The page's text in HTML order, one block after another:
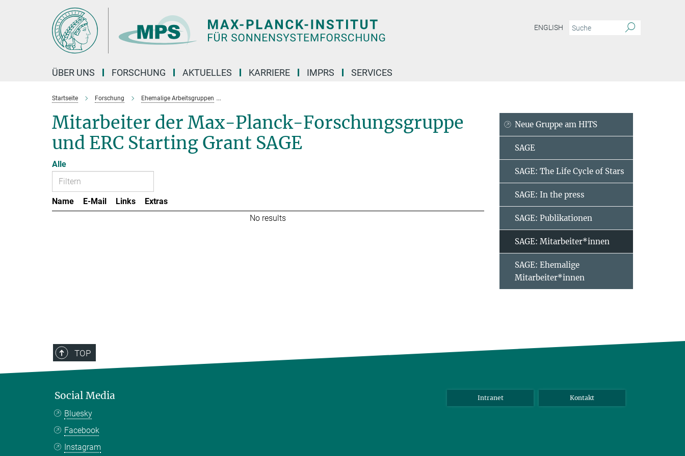
ENGLISH
ÜBER UNS FORSCHUNG AKTUELLES KARRIERE IMPRS SERVICES
Startseite Forschung Ehemalige Arbeitsgruppen
Mitarbeiter der Max-Planck-Forschungsgruppe
und ERC Starting Grant SAGE
Alle
Name E-Mail Links
Extras
No results
Neue Gruppe am HITS
SAGE
SAGE: The Life Cycle of Stars
SAGE: In the press
SAGE: Publikationen
SAGE: Mitarbeiter*innen
SAGE: Ehemalige
Mitarbeiter*innen
TOP
Social Media
Bluesky
Facebook
Instagram
Intranet Kontakt